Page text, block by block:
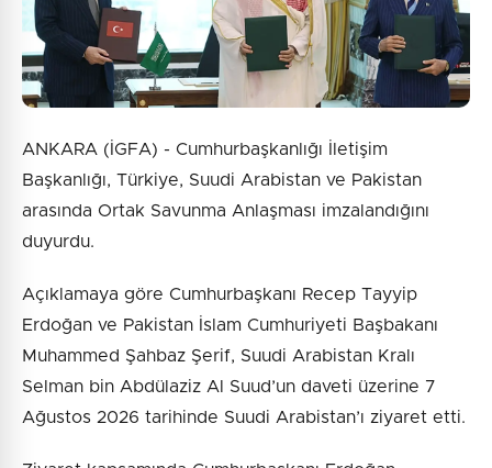
ANKARA (İGFA) - Cumhurbaşkanlığı İletişim
Başkanlığı, Türkiye, Suudi Arabistan ve Pakistan
arasında Ortak Savunma Anlaşması imzalandığını
duyurdu.
Açıklamaya göre Cumhurbaşkanı Recep Tayyip
Erdoğan ve Pakistan İslam Cumhuriyeti Başbakanı
Muhammed Şahbaz Şerif, Suudi Arabistan Kralı
Selman bin Abdülaziz Al Suud’un daveti üzerine 7
Ağustos 2026 tarihinde Suudi Arabistan’ı ziyaret etti.